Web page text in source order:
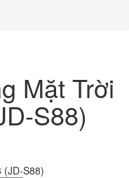
.( TH4)- 4G- 120G-
TH6)- 4G -
Mặt Trời
S88)
(JD-S88)